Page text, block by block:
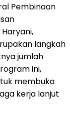
Pembinaan
langkah
jumlah
ini,
membuka
kerja lanjut